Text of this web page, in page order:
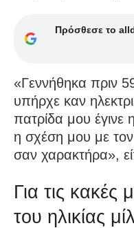
Πρόσθεσε το
«Γεννήθηκα πριν
υπήρχε καν
πατρίδα μου έγινε
η σχέση μου με
σαν χαρακτήρα»,
Για τις κακές
του ηλικίας